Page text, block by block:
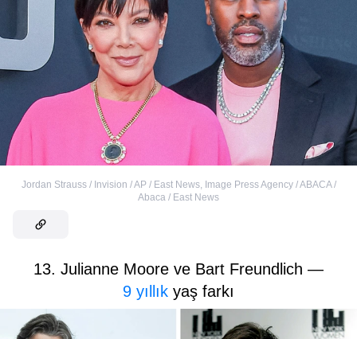
Jordan Strauss / Invision / AP / East News, Image Press Agency / ABACA /
Abaca / East News
13. Julianne Moore ve Bart Freundlich —
9 yıllık yaş farkı